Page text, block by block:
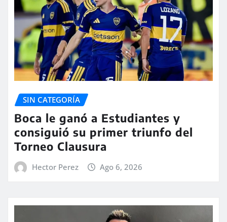
SIN CATEGORÍA
Boca le ganó a Estudiantes y
consiguió su primer triunfo del
Torneo Clausura
Hector Perez Ago 6, 2026